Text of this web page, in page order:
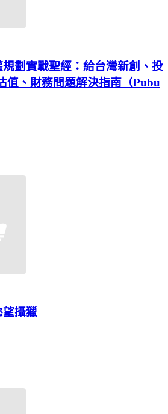
劃實戰聖經：給台灣新創、投
值、財務問題解決指南（Pubu
攝獵